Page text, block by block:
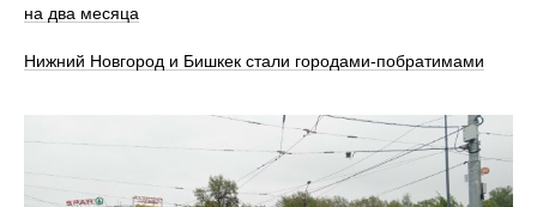
на два месяца
Нижний Новгород и Бишкек стали городами-побратимами